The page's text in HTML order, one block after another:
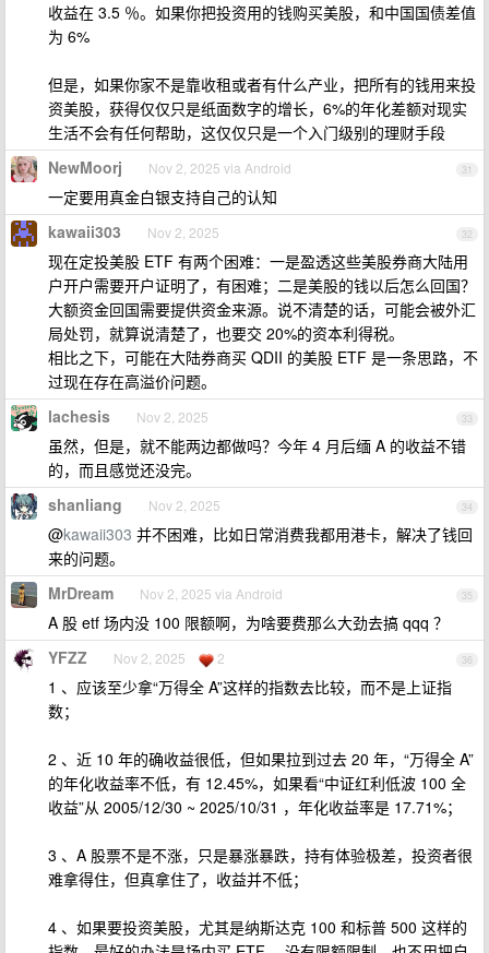
收益在 3.5 ％。如果你把投资用的钱购买美股，和中国国债差值
为 6%
但是，如果你家不是靠收租或者有什么产业，把所有的钱用来投
资美股，获得仅仅只是纸面数字的增长，6%的年化差额对现实
生活不会有任何帮助，这仅仅只是一个入门级别的理财手段
31
NewMoorj Nov 2, 2025 via Android
一定要用真金白银支持自己的认知
32
kawaii303 Nov 2, 2025
现在定投美股 ETF 有两个困难：一是盈透这些美股券商大陆用
户开户需要开户证明了，有困难；二是美股的钱以后怎么回国？
大额资金回国需要提供资金来源。说不清楚的话，可能会被外汇
局处罚，就算说清楚了，也要交 20%的资本利得税。
相比之下，可能在大陆券商买 QDII 的美股 ETF 是一条思路，不
过现在存在高溢价问题。
33
lachesis Nov 2, 2025
虽然，但是，就不能两边都做吗？今年 4 月后缅 A 的收益不错
的，而且感觉还没完。
34
shanliang Nov 2, 2025
@kawaii303 并不困难，比如日常消费我都用港卡，解决了钱回
来的问题。
35
MrDream Nov 2, 2025 via Android
A 股 etf 场内没 100 限额啊，为啥要费那么大劲去搞 qqq ？
36
YFZZ Nov 2, 2025 2
1 、应该至少拿“万得全 A”这样的指数去比较，而不是上证指
数；
2 、近 10 年的确收益很低，但如果拉到过去 20 年，“万得全 A”
的年化收益率不低，有 12.45%，如果看“中证红利低波 100 全
收益”从 2005/12/30 ~ 2025/10/31 ，年化收益率是 17.71%；
3 、A 股票不是不涨，只是暴涨暴跌，持有体验极差，投资者很
难拿得住，但真拿住了，收益并不低；
4 、如果要投资美股，尤其是纳斯达克 100 和标普 500 这样的